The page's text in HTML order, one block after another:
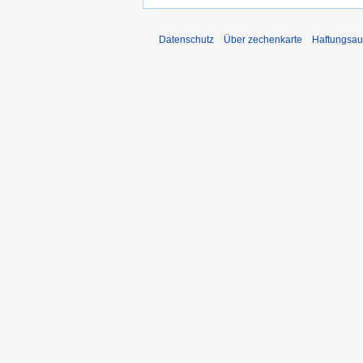
Datenschutz Über zechenkarte